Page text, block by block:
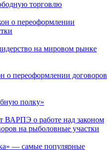
торговлю
о переоформлении
на мировом рынке
о переоформлении договоров
полку»
ВАРПЭ о работе над законом
на рыболовные участки
— самые популярные